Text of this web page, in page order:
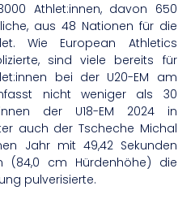
Athlet:innen, davon 650
aus 48 Nationen für die
Wie European Athletics
sind viele bereits für
bei der U20-EM am
nicht weniger als 30
der U18-EM 2024 in
auch der Tscheche Michal
Jahr mit 49,42 Sekunden
cm Hürdenhöhe) die
pulverisierte.